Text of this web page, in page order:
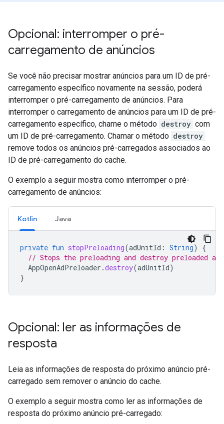
Opcional: interromper o pré-
carregamento de anúncios
Se você não precisar mostrar anúncios para um ID de pré-
carregamento específico novamente na sessão, poderá
interromper o pré-carregamento de anúncios. Para
interromper o carregamento de anúncios para um ID de pré-
carregamento específico, chame o método destroy com
um ID de pré-carregamento. Chamar o método destroy
remove todos os anúncios pré-carregados associados ao
ID de pré-carregamento do cache.
O exemplo a seguir mostra como interromper o pré-
carregamento de anúncios:
Kotlin Java
private fun stopPreloading(adUnitId : String)
{
// Stops the preloading and destroy preloaded
AppOpenAdPreloader .destroy(adUnitId)
}
Opcional: ler as informações de
resposta
Leia as informações de resposta do próximo anúncio pré-
carregado sem remover o anúncio do cache.
O exemplo a seguir mostra como ler as informações de
resposta do próximo anúncio pré-carregado: